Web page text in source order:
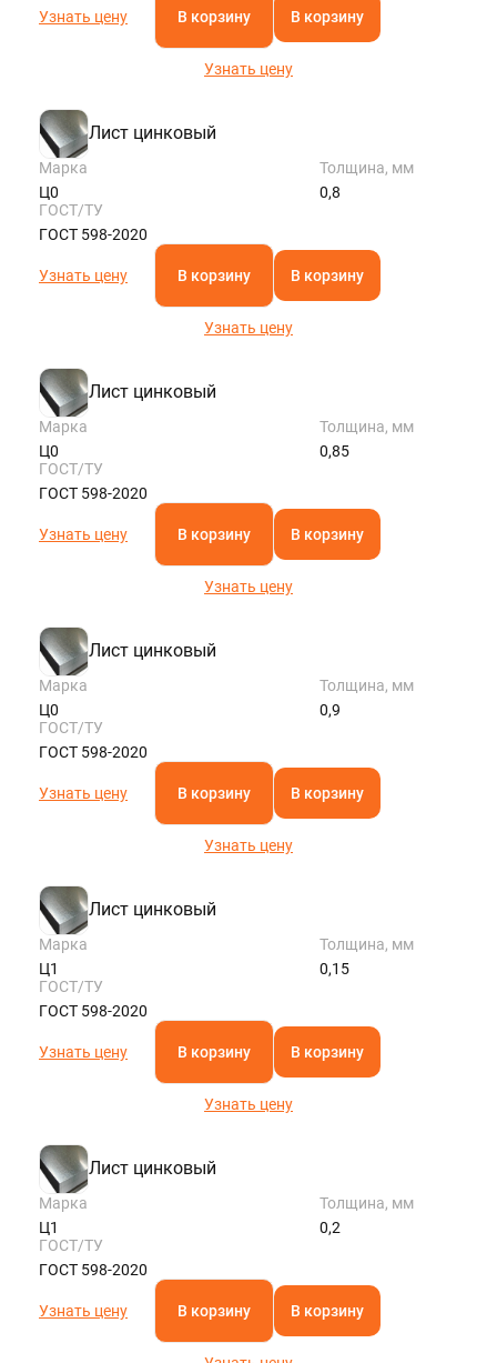
Узнать цену В корзину В корзину
Узнать цену
Лист цинковый
Марка
Ц0
Толщина, мм
0,8
ГОСТ/ТУ
ГОСТ 598-2020
Узнать цену В корзину В корзину
Узнать цену
Лист цинковый
Марка
Ц0
Толщина, мм
0,85
ГОСТ/ТУ
ГОСТ 598-2020
Узнать цену В корзину В корзину
Узнать цену
Лист цинковый
Марка
Ц0
Толщина, мм
0,9
ГОСТ/ТУ
ГОСТ 598-2020
Узнать цену В корзину В корзину
Узнать цену
Лист цинковый
Марка
Ц1
Толщина, мм
0,15
ГОСТ/ТУ
ГОСТ 598-2020
Узнать цену В корзину В корзину
Узнать цену
Лист цинковый
Марка
Ц1
Толщина, мм
0,2
ГОСТ/ТУ
ГОСТ 598-2020
Узнать цену В корзину В корзину